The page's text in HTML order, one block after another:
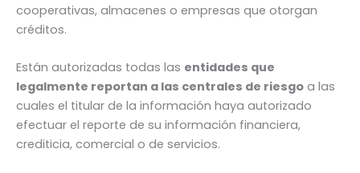
cooperativas, almacenes o empresas que otorgan
créditos.
Están autorizadas todas las entidades que
legalmente reportan a las centrales de riesgo a las
cuales el titular de la información haya autorizado
efectuar el reporte de su información financiera,
crediticia, comercial o de servicios.